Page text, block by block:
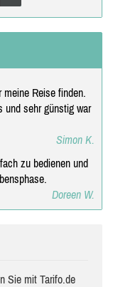
Reise finden.
und sehr günstig war
Simon K.
zu bedienen und
Doreen W.
Sie mit Tarifo.de